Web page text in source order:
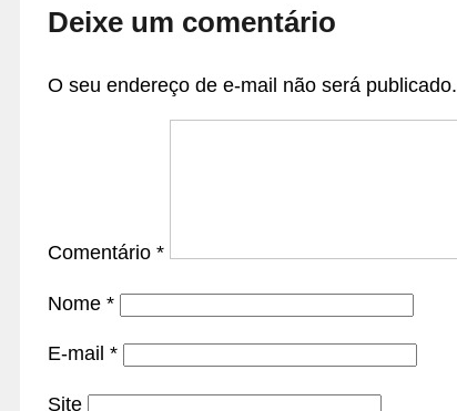
Deixe um comentário
O seu endereço de e-mail não será publicado.
Comentário *
Nome *
E-mail *
Site